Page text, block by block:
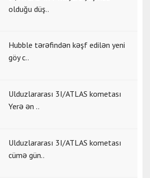
olduğu düş..
Hubble tərəfindən kəşf edilən yeni
göy c..
Ulduzlararası 3I/ATLAS kometası
Yerə ən ..
Ulduzlararası 3I/ATLAS kometası
cümə gün..